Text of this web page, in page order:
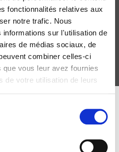
fonctionnalités relatives aux
notre trafic. Nous
informations sur l'utilisation de
de médias sociaux, de
combiner celles-ci
vous leur avez fournies
de votre utilisation de leurs
hégéliennes
JOURNALS